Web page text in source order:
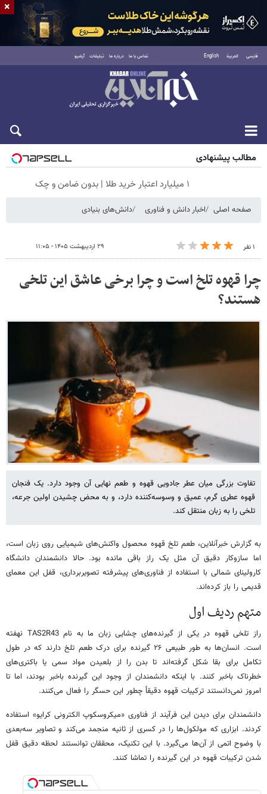
فارسی العربية English تماس با ما درباره ما تبلیغات آرشیو
جمعه ۱۶ مرداد ۱۴۰۵
مطالب پیشنهادی
۱ میلیارد اعتبار خرید طلا | بدون ضامن و چک
صفحه اصلی اخبار دانش و فناوری دانش‌های بنیادی
۱ نفر ۲۹ اردیبهشت ۱۴۰۵ - ۱۱:۰۵
چرا قهوه تلخ است و چرا برخی عاشق این تلخی
هستند؟
تفاوت بزرگی میان عطر جادویی قهوه و طعم نهایی آن وجود دارد. یک فنجان
قهوه عطری گرم، عمیق و وسوسه‌کننده دارد، و به محض چشیدن اولین جرعه،
تلخی را به زبان منتقل کند.
به گزارش خبرآنلاین، طعم تلخ قهوه محصول واکنش‌های شیمیایی روی زبان است،
اما سازوکار دقیق آن مثل یک راز باقی مانده بود. حالا دانشمندان دانشگاه
کارولینای شمالی با استفاده از فناوری‌های پیشرفته تصویربرداری، قفل این معمای
قدیمی را باز کرده‌اند.
متهم ردیف اول
راز تلخی قهوه در یکی از گیرنده‌های چشایی زبان ما به نام TAS2R43 نهفته
است. انسان‌ها به طور طبیعی ۲۶ گیرنده برای درک طعم تلخ دارند که در طول
تکامل برای بقا شکل گرفته‌اند تا بدن را از بلعیدن مواد سمی یا باکتری‌های
خطرناک باخبر کنند. با اینکه دانشمندان از وجود این گیرنده باخبر بودند، اما تا
امروز نمی‌دانستند ترکیبات قهوه دقیقاً چطور این حسگر را فعال می‌کنند.
دانشمندان برای دیدن این فرآیند از فناوری «میکروسکوپ الکترونی کرایو» استفاده
کردند. ابزاری که مولکول‌ها را در کسری از ثانیه منجمد می‌کند و تصاویر سه‌بعدی
با وضوح اتمی از آن‌ها می‌گیرد. با این تکنیک، محققان توانستند لحظه دقیق قفل
شدن ترکیبات قهوه در این گیرنده را تماشا کنند.
×